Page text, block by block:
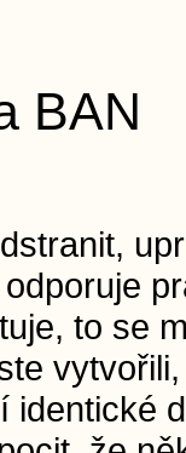
BAN
to se